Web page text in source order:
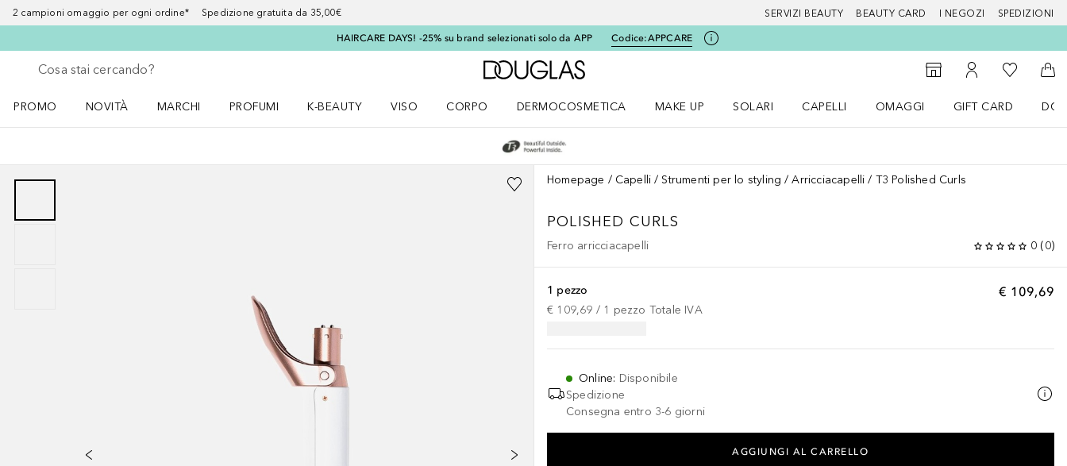
2 campioni omaggio per ogni ordine* Spedizione gratuita da 35,00€ SERVIZI BEAUTY BEAUTY CARD I NEGOZI SPEDIZIONI
HAIRCARE DAYS! -25% su brand selezionati solo da APP Codice:APPCARE
Torna indietro
Esegui ricerca
A Douglas Home
StorefinderAl Mio Account
Alla Mia
Al
PROMO
NOVITÀ
MARCHI
PROFUMI
K-BEAUTY
VISO
CORPO
DERMOCOSMETICA
MAKE UP
SOLARI
CAPELLI
OMAGGI
GIFT CARD
Homepage Capelli Strumenti per lo styling Arricciacapelli T3 Polished Curls
POLISHED CURLS
Ferro arricciacapelli 0 (0)
€ 109,69
1 pezzo
€ 109,69 / 1 pezzo Totale IVA
Online: Disponibile
Spedizione
Consegna entro 3-6 giorni
AGGIUNGI AL CARRELLO